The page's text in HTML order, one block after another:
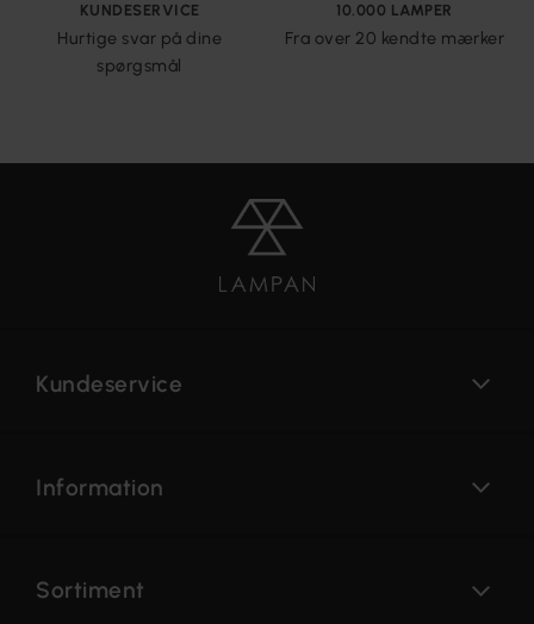
KUNDESERVICE
Hurtige svar på dine
spørgsmål
10.000 LAMPER
Fra over 20 kendte mærker
Kundeservice
Information
Sortiment